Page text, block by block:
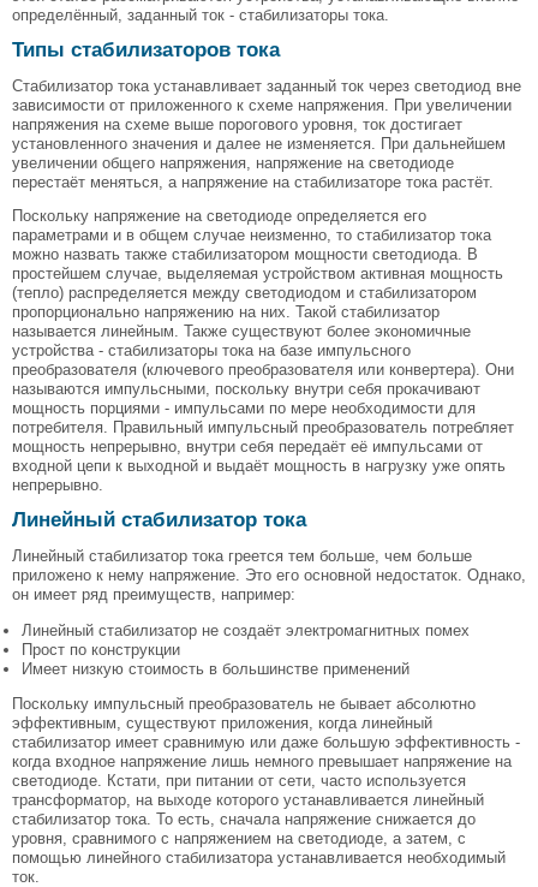
определённый, заданный ток - стабилизаторы тока.
Типы стабилизаторов тока
Стабилизатор тока устанавливает заданный ток через светодиод вне
зависимости от приложенного к схеме напряжения. При увеличении
напряжения на схеме выше порогового уровня, ток достигает
установленного значения и далее не изменяется. При дальнейшем
увеличении общего напряжения, напряжение на светодиоде
перестаёт меняться, а напряжение на стабилизаторе тока растёт.
Поскольку напряжение на светодиоде определяется его
параметрами и в общем случае неизменно, то стабилизатор тока
можно назвать также стабилизатором мощности светодиода. В
простейшем случае, выделяемая устройством активная мощность
(тепло) распределяется между светодиодом и стабилизатором
пропорционально напряжению на них. Такой стабилизатор
называется линейным. Также существуют более экономичные
устройства - стабилизаторы тока на базе импульсного
преобразователя (ключевого преобразователя или конвертера). Они
называются импульсными, поскольку внутри себя прокачивают
мощность порциями - импульсами по мере необходимости для
потребителя. Правильный импульсный преобразователь потребляет
мощность непрерывно, внутри себя передаёт её импульсами от
входной цепи к выходной и выдаёт мощность в нагрузку уже опять
непрерывно.
Линейный стабилизатор тока
Линейный стабилизатор тока греется тем больше, чем больше
приложено к нему напряжение. Это его основной недостаток. Однако,
он имеет ряд преимуществ, например:
Линейный стабилизатор не создаёт электромагнитных помех
Прост по конструкции
Имеет низкую стоимость в большинстве применений
Поскольку импульсный преобразователь не бывает абсолютно
эффективным, существуют приложения, когда линейный
стабилизатор имеет сравнимую или даже большую эффективность -
когда входное напряжение лишь немного превышает напряжение на
светодиоде. Кстати, при питании от сети, часто используется
трансформатор, на выходе которого устанавливается линейный
стабилизатор тока. То есть, сначала напряжение снижается до
уровня, сравнимого с напряжением на светодиоде, а затем, с
помощью линейного стабилизатора устанавливается необходимый
ток.